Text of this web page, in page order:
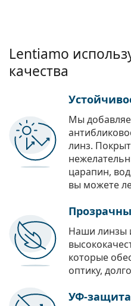
Lentiamo
качества
Мы
линз.
царапин,
вы можете
Наши линзы
которые
оптику,
УФ-защита